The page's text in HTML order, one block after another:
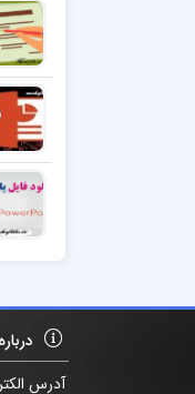
آدرس